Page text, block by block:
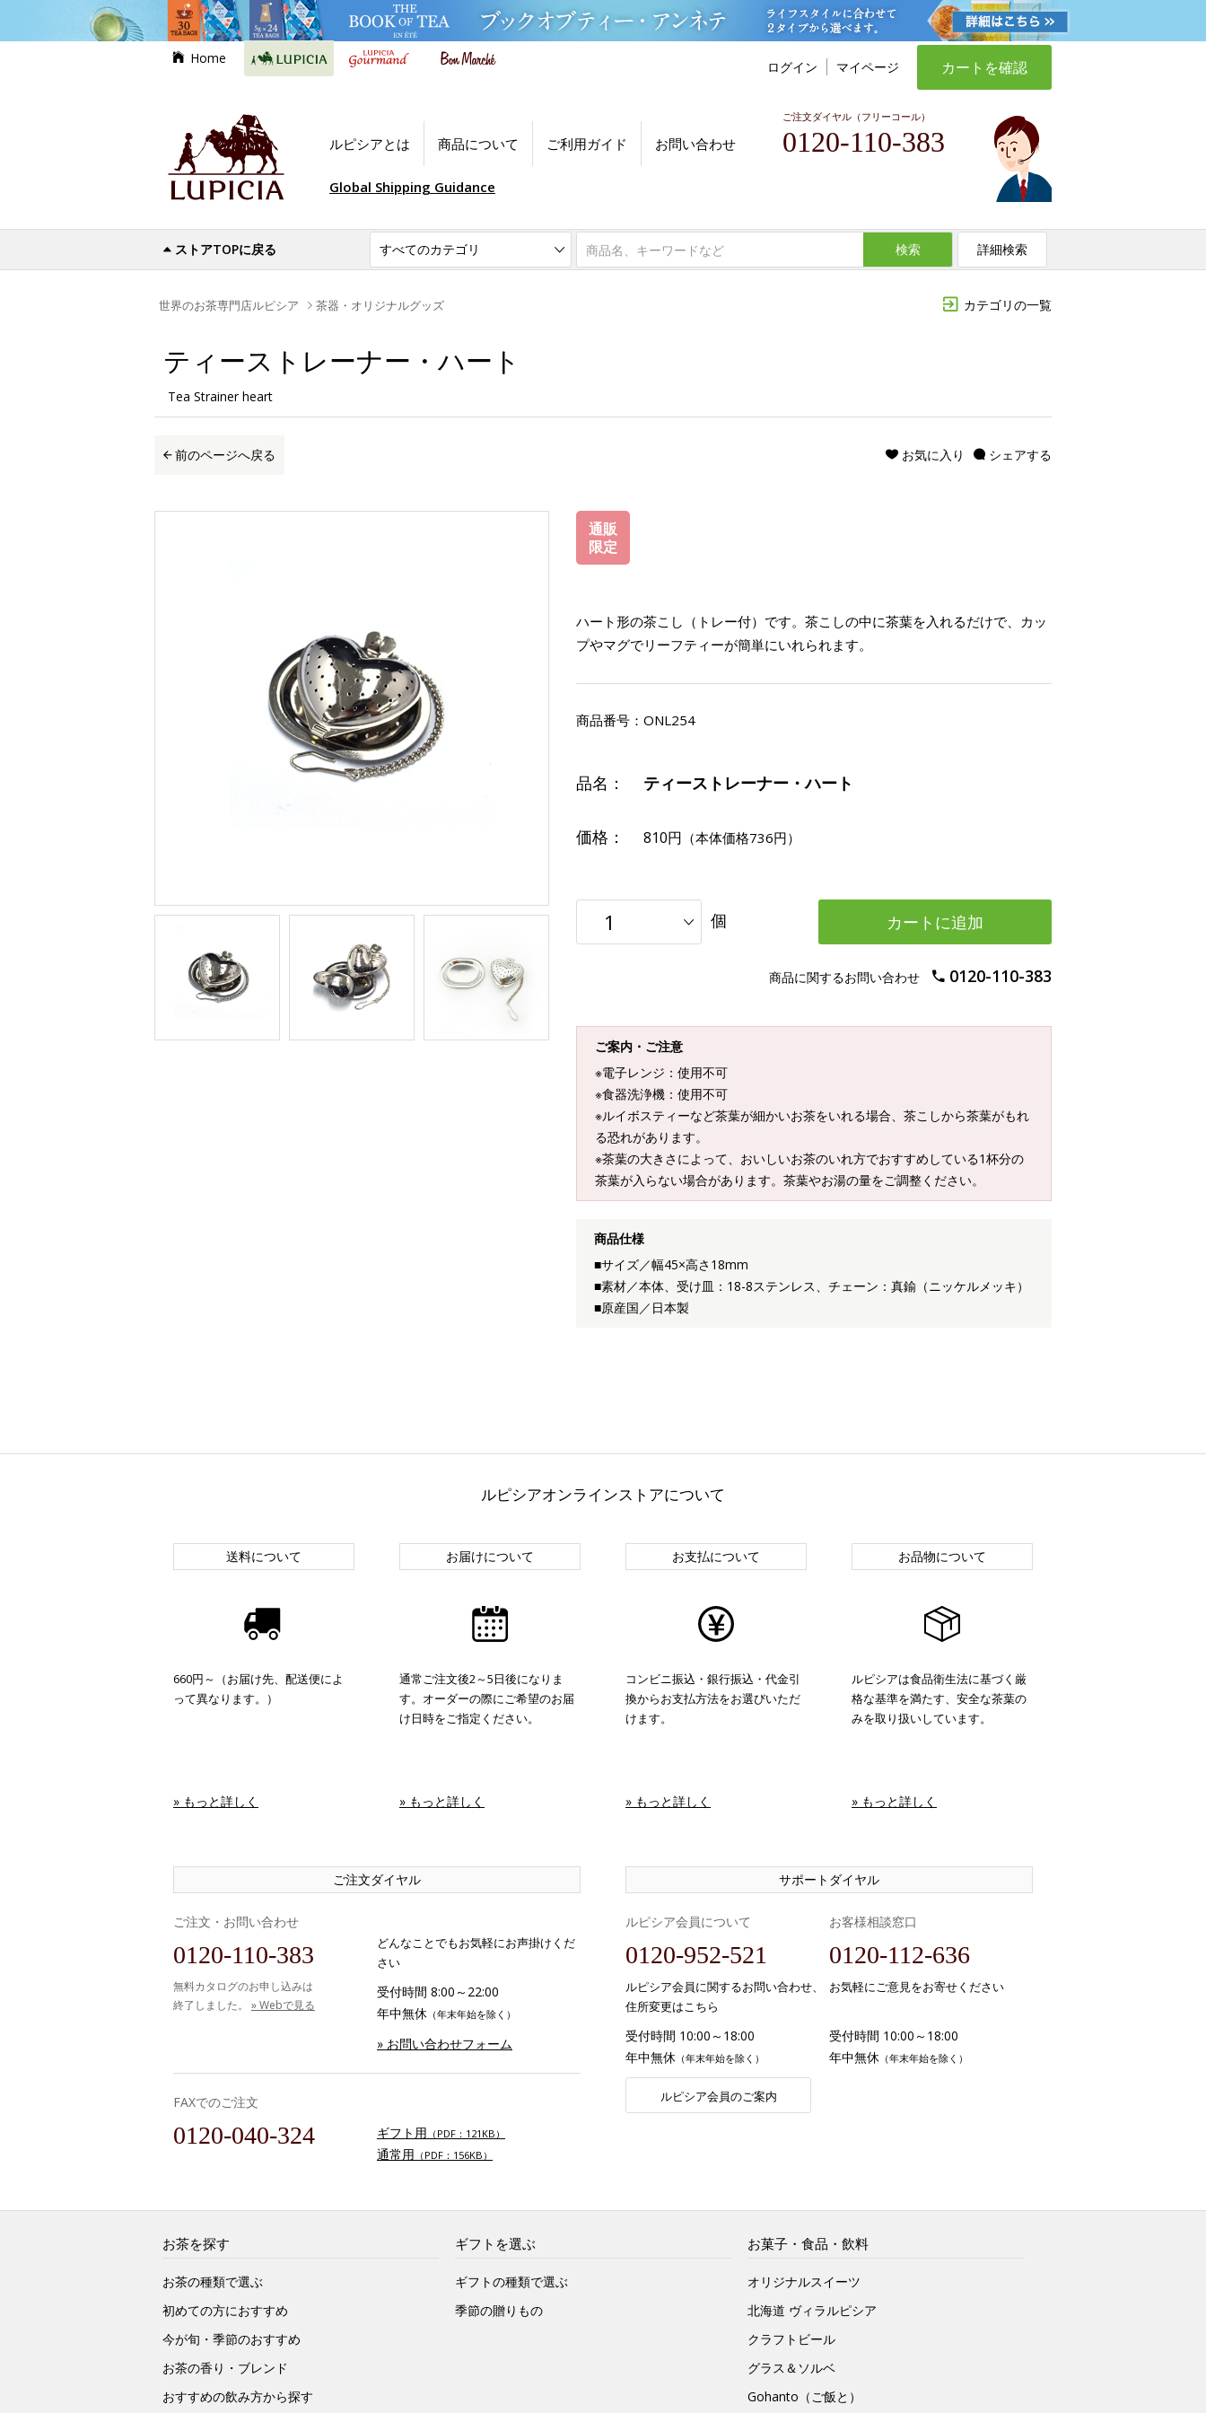
Home
ログイン マイページ カートを確認
ルピシアとは 商品について ご利用ガイド お問い合わせ
ご注文ダイヤル（フリーコール）
0120-110-383
Global Shipping Guidance
ストアTOPに戻る 検索 詳細検索
カテゴリの一覧
世界のお茶専門店ルピシア 茶器・オリジナルグッズ
ティーストレーナー・ハート
Tea Strainer heart
前のページへ戻る シェアする
お気に入り
通販
限定
ハート形の茶こし（トレー付）です。茶こしの中に茶葉を入れるだけで、カッ
プやマグでリーフティーが簡単にいれられます。
商品番号： ONL254
品名： ティーストレーナー・ハート
価格： 810円 （本体価格736円）
個 カートに追加
商品に関するお問い合わせ 0120-110-383
ご案内・ご注意
※電子レンジ：使用不可
※食器洗浄機：使用不可
※ルイボスティーなど茶葉が細かいお茶をいれる場合、茶こしから茶葉がもれ
る恐れがあります。
※茶葉の大きさによって、おいしいお茶のいれ方でおすすめしている1杯分の
茶葉が入らない場合があります。茶葉やお湯の量をご調整ください。
商品仕様
■サイズ／幅45×高さ18mm
■素材／本体、受け皿：18-8ステンレス、チェーン：真鍮（ニッケルメッキ）
■原産国／日本製
ルピシアオンラインストアについて
送料について
660円～（お届け先、配送便によ
って異なります。）
» もっと詳しく
お届けについて
通常ご注文後2～5日後になりま
す。オーダーの際にご希望のお届
け日時をご指定ください。
» もっと詳しく
お支払について
コンビニ振込・銀行振込・代金引
換からお支払方法をお選びいただ
けます。
» もっと詳しく
お品物について
ルピシアは食品衛生法に基づく厳
格な基準を満たす、安全な茶葉の
みを取り扱いしています。
» もっと詳しく
ご注文ダイヤル
ご注文・お問い合わせ
0120-110-383
無料カタログのお申し込みは
終了しました。 » Webで見る
どんなことでもお気軽にお声掛けくだ
さい
受付時間 8:00～22:00
年中無休 （年末年始を除く）
» お問い合わせフォーム
FAXでのご注文
0120-040-324 ギフト用 （PDF：121KB）
通常用 （PDF：156KB）
サポートダイヤル
ルピシア会員について
0120-952-521
ルピシア会員に関するお問い合わせ、
住所変更はこちら
受付時間 10:00～18:00
年中無休 （年末年始を除く）
ルピシア会員のご案内
お客様相談窓口
0120-112-636
お気軽にご意見をお寄せください
受付時間 10:00～18:00
年中無休 （年末年始を除く）
お茶を探す
お茶の種類で選ぶ
初めての方におすすめ
今が旬・季節のおすすめ
お茶の香り・ブレンド
おすすめの飲み方から探す
ギフトを選ぶ
ギフトの種類で選ぶ
季節の贈りもの
お菓子・食品・飲料
オリジナルスイーツ
北海道 ヴィラルピシア
クラフトビール
グラス＆ソルベ
Gohanto（ご飯と）